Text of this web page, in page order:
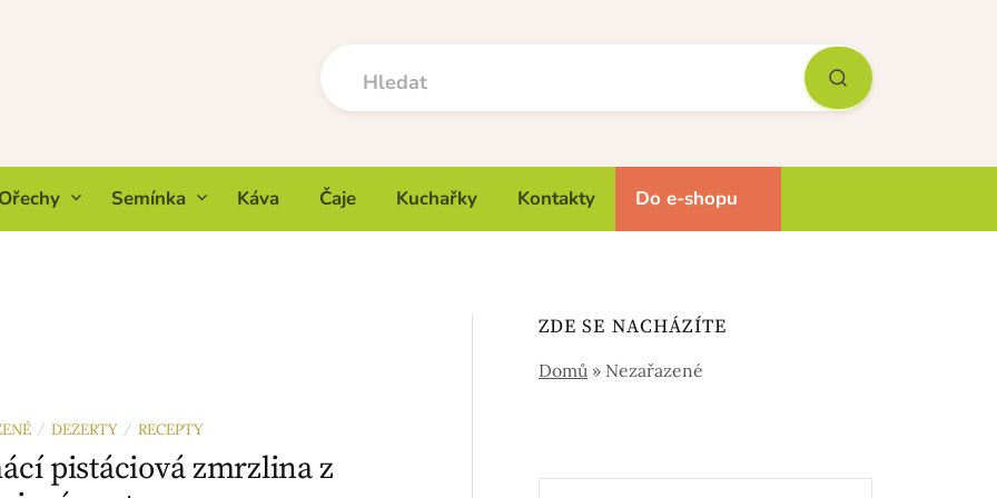
Ořechy Semínka Káva Čaje Kuchařky Kontakty Do e-shopu
/ DEZERTY / RECEPTY
pistáciová zmrzlina z
ZDE SE NACHÁZÍTE
Domů » Nezařazené